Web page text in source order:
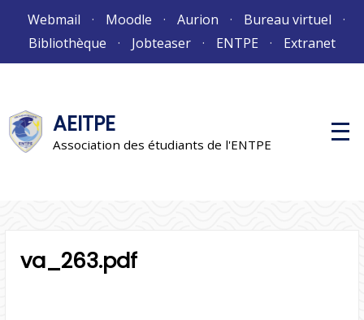
Webmail Moodle Aurion
Bureau virtuel
Bibliothèque
Jobteaser ENTPE Extranet
AEITPE
Association des étudiants de l'ENTPE
M
e
va_263.pdf